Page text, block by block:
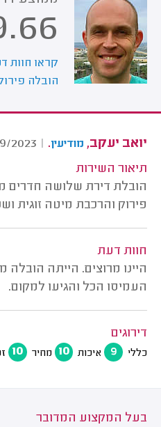
קראו חוות
הובלה
יואב יעקב, מודיעין.
|
2023
תיאור השירות
הובלת דירת שלושה חדרים
פירוק והרכבת מיטה זוגית
חוות דעת
היינו מרוצים. הייתה
העמיסו הכל והגיעו למקום.
דירוגים
כללי 9 איכות 10 מחיר 10
בעל המקצוע המדובר